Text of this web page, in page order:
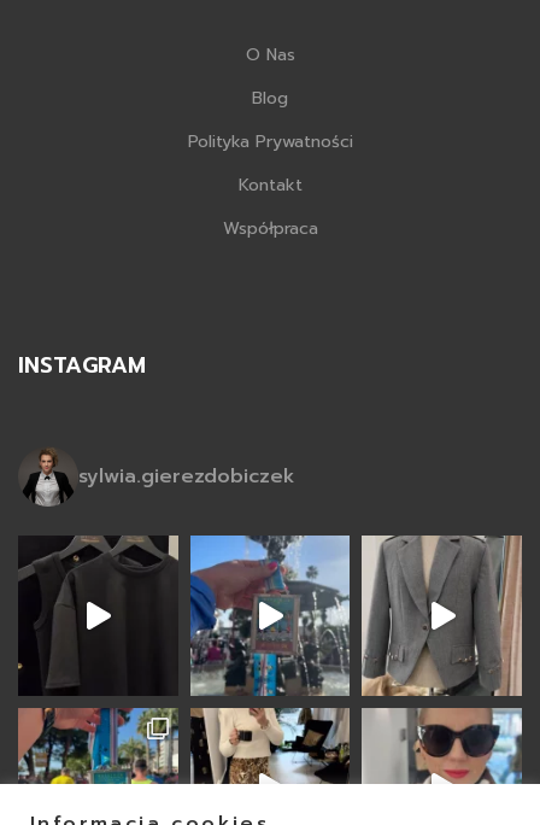
O Nas
Blog
Polityka Prywatności
Kontakt
Współpraca
INSTAGRAM
sylwia.gierezdobiczek